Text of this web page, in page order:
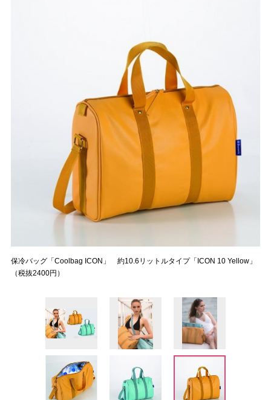
保冷バッグ「Coolbag ICON」 約10.6リットルタイプ「ICON 10 Yellow」
（税抜2400円）